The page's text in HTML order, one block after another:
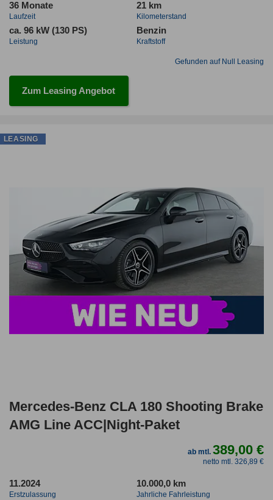
36 Monate
Laufzeit
21 km
Kilometerstand
ca. 96 kW (130 PS)
Leistung
Benzin
Kraftstoff
Gefunden auf Null Leasing
Zum Leasing Angebot
Mercedes-Benz CLA 180 Shooting Brake
AMG Line ACC|Night-Paket
ab mtl.389,00 €
netto mtl. 326,89 €
11.2024
Erstzulassung
10.000,0 km
Jahrliche Fahrleistung
LEASING